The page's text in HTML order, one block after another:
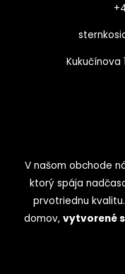
Kukučínova
V našom obchode
ktorý spája
prvotriednu
domov, vytvorené